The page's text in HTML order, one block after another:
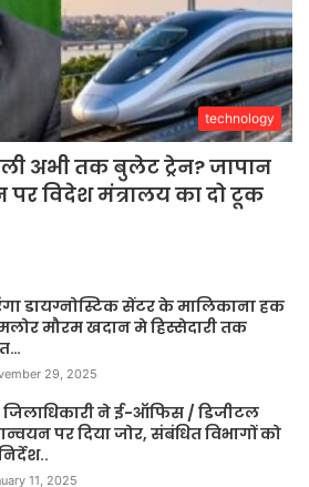
technology
अभी तक बुलेट ट्रेन? जापान
पर विदेश मंत्रालय का दो टूक
डायग्नोस्टिक सेंटर के मालिकाना हक
मौरम खदान मे हिस्सेदारी तक
29, 2025
जिलाधिकारी ने ई-ऑफिस / डिजीटल
पर दिया जोर, संबंधित विभागों को
11, 2025